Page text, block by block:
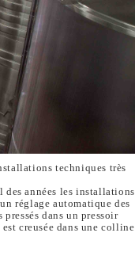
techniques très
années les installations
réglage automatique des
dans un pressoir
creusée dans une colline